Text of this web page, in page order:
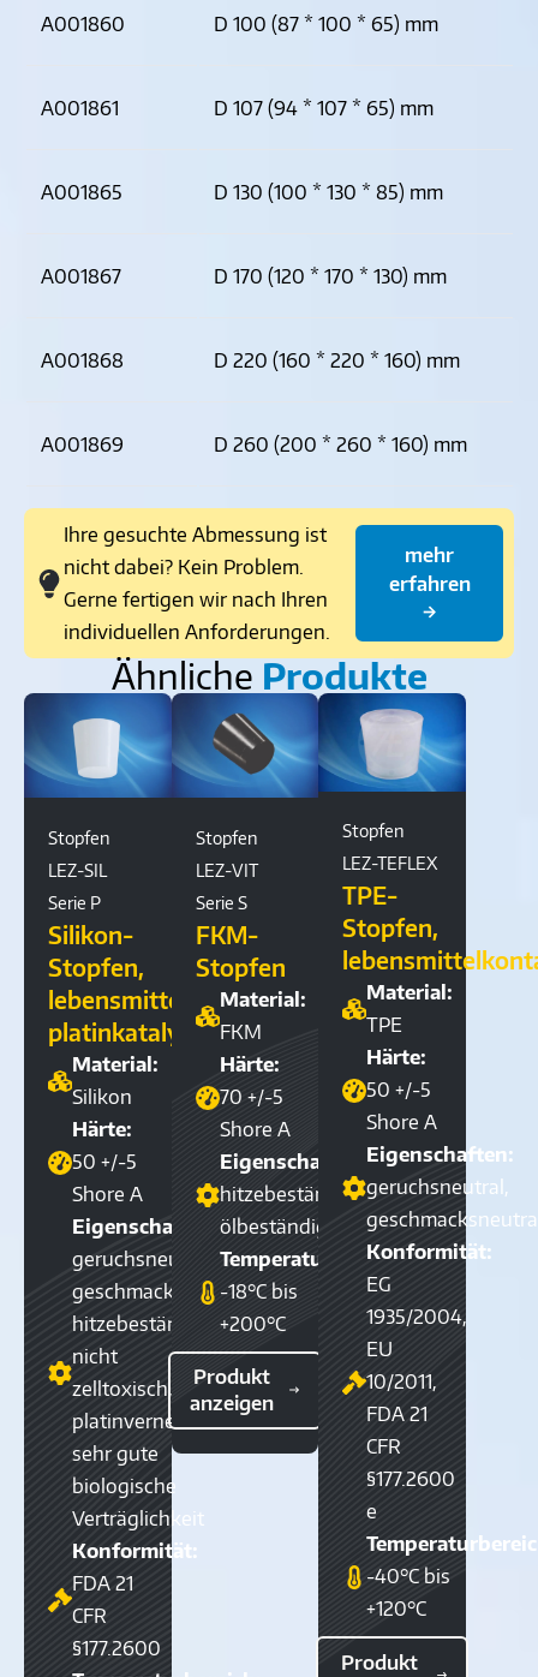
A001860 D 100 (87 * 100 * 65) mm
A001861 D 107 (94 * 107 * 65) mm
A001865 D 130 (100 * 130 * 85) mm
A001867 D 170 (120 * 170 * 130) mm
A001868 D 220 (160 * 220 * 160) mm
A001869 D 260 (200 * 260 * 160) mm
Ihre gesuchte Abmessung ist
nicht dabei? Kein Problem.
Gerne fertigen wir nach Ihren
individuellen Anforderungen.
mehr
erfahren
→
Ähnliche Produkte
Stopfen
LEZ-SIL
Serie P
Silikon-
Stopfen,
lebensmittelkontaktgeeignet,
platinkatalysiert
Material:
Silikon
Härte:
50 +/-5
Shore A
Eigenschaften:
geruchsneutral,
geschmacksneutral,
hitzebeständig,
nicht
zelltoxisch,
platinvernetzt,
sehr gute
biologische
Verträglichkeit
Konformität:
FDA 21
CFR
§177.2600
Stopfen
LEZ-VIT
Serie S
FKM-
Stopfen
Material:
FKM
Härte:
70 +/-5
Shore A
Eigenschaften:
hitzebeständig,
ölbeständig
Temperaturbereich:
-18°C bis
+200°C
Produkt
anzeigen
Stopfen
LEZ-TEFLEX
TPE-
Stopfen,
Material:
TPE
Härte:
50 +/-5
Shore A
Eigenschaften:
geruchsneutral,
Konformität:
EG
1935/2004,
EU
10/2011,
FDA 21
CFR
§177.2600
e
-40°C bis
+120°C
Produkt